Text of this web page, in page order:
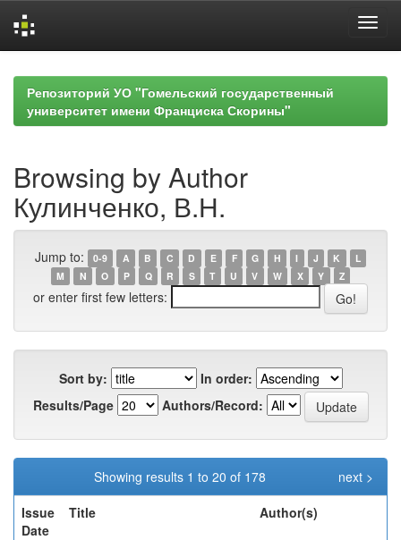
navigationРепозиторий УО "Гомельский государственный
университет имени Франциска Скорины"
Browsing by Author
Кулинченко, В.Н.
Jump to: 0-9 A B C D E F G H I J K
L
M
N O P Q R S T U V W X Y Z
or enter first few letters:
Sort by:
In order:
Results/Page
Authors/Record:
Showing results 1 to 20 of 178
next >
Issue
Date
Title Author(s)